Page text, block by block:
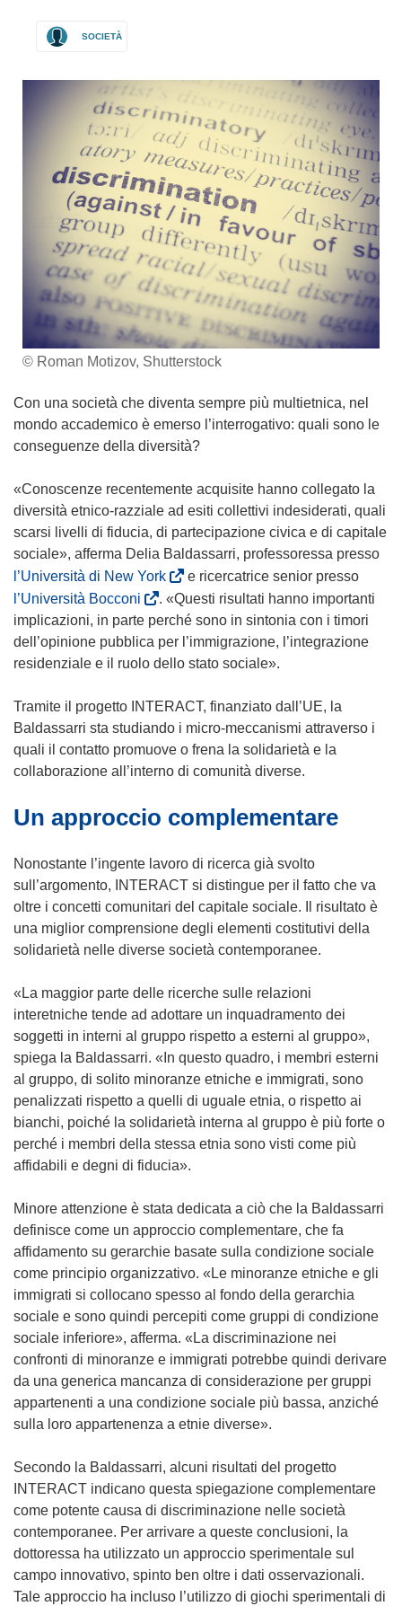
SOCIETÀ
© Roman Motizov, Shutterstock
Con una società che diventa sempre più multietnica, nel
mondo accademico è emerso l’interrogativo: quali sono le
conseguenze della diversità?
«Conoscenze recentemente acquisite hanno collegato la
diversità etnico-razziale ad esiti collettivi indesiderati, quali
scarsi livelli di fiducia, di partecipazione civica e di capitale
sociale», afferma Delia Baldassarri, professoressa presso
l’Università di New York(
s
i
a
p
e
i
n
u
a
o
v
e
t
e ricercatrice senior presso
l’Università Bocconi
s
i
a
r
e
i
n
n
u
n
s
a
)
. «Questi risultati hanno importanti
implicazioni, in parte perché sono in sintonia con i timori
dell’opinione pubblica per l’immigrazione, l’integrazione
residenziale e il ruolo dello stato sociale».
Tramite il progetto INTERACT, finanziato dall’UE, la
Baldassarri sta studiando i micro-meccanismi attraverso i
quali il contatto promuove o frena la solidarietà e la
collaborazione all’interno di comunità diverse.
Un approccio complementare
Nonostante l’ingente lavoro di ricerca già svolto
sull’argomento, INTERACT si distingue per il fatto che va
oltre i concetti comunitari del capitale sociale. Il risultato è
una miglior comprensione degli elementi costitutivi della
solidarietà nelle diverse società contemporanee.
«La maggior parte delle ricerche sulle relazioni
interetniche tende ad adottare un inquadramento dei
soggetti in interni al gruppo rispetto a esterni al gruppo»,
spiega la Baldassarri. «In questo quadro, i membri esterni
al gruppo, di solito minoranze etniche e immigrati, sono
penalizzati rispetto a quelli di uguale etnia, o rispetto ai
bianchi, poiché la solidarietà interna al gruppo è più forte o
perché i membri della stessa etnia sono visti come più
affidabili e degni di fiducia».
Minore attenzione è stata dedicata a ciò che la Baldassarri
definisce come un approccio complementare, che fa
affidamento su gerarchie basate sulla condizione sociale
come principio organizzativo. «Le minoranze etniche e gli
immigrati si collocano spesso al fondo della gerarchia
sociale e sono quindi percepiti come gruppi di condizione
sociale inferiore», afferma. «La discriminazione nei
confronti di minoranze e immigrati potrebbe quindi derivare
da una generica mancanza di considerazione per gruppi
appartenenti a una condizione sociale più bassa, anziché
sulla loro appartenenza a etnie diverse».
Secondo la Baldassarri, alcuni risultati del progetto
INTERACT indicano questa spiegazione complementare
come potente causa di discriminazione nelle società
contemporanee. Per arrivare a queste conclusioni, la
dottoressa ha utilizzato un approccio sperimentale sul
campo innovativo, spinto ben oltre i dati osservazionali.
Tale approccio ha incluso l’utilizzo di giochi sperimentali di